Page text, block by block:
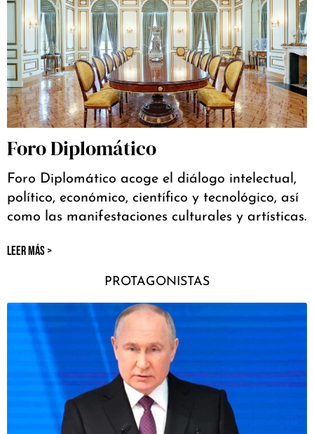
Foro Diplomático
Foro Diplomático acoge el diálogo intelectual,
político, económico, científico y tecnológico, así
como las manifestaciones culturales y artísticas.
LEER MÁS >
PROTAGONISTAS